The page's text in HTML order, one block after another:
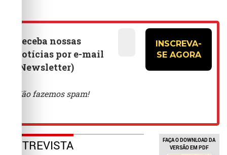
ENTREVISTA
FAÇA O DOWNLOAD DA
VERSÃO EM PDF